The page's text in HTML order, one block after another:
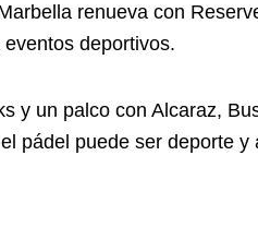
renueva con
deportivos.
y un palco con Alcaraz,
pádel puede ser deporte